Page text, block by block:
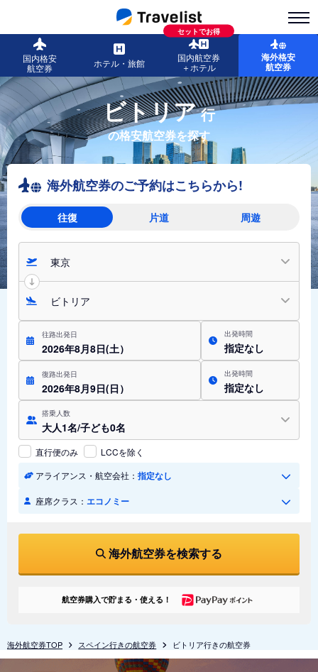
国内格安
航空券
ホテル・旅館
セットでお得
国内航空券
＋ホテル
海外格安
航空券
ビトリア行
の格安航空券を探す
海外航空券のご予約はこちらから!
往復 片道 周遊
東京
ビトリア
往路出発日
2026年8月8日(土）
出発時間
指定なし
復路出発日
2026年8月9日(日）
出発時間
指定なし
搭乗人数
大人1名/子ども0名
直行便のみ
LCCを除く
アライアンス・航空会社： 指定なし
座席クラス： エコノミー
海外航空券を検索する
航空券購入で貯まる・使える！
海外航空券TOP スペイン行きの航空券 ビトリア行きの航空券